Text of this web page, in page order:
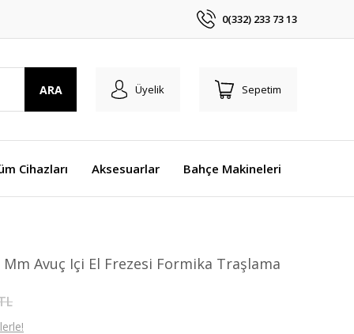
0(332) 233 73 13
ARA Üyelik Sepetim
Cihazları Aksesuarlar Bahçe Makineleri
Mm Avuç Içi El Frezesi Formika Traşlama